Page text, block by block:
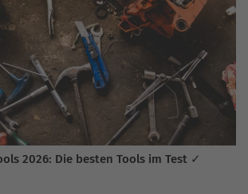
2026: Die besten Tools im Test ✓